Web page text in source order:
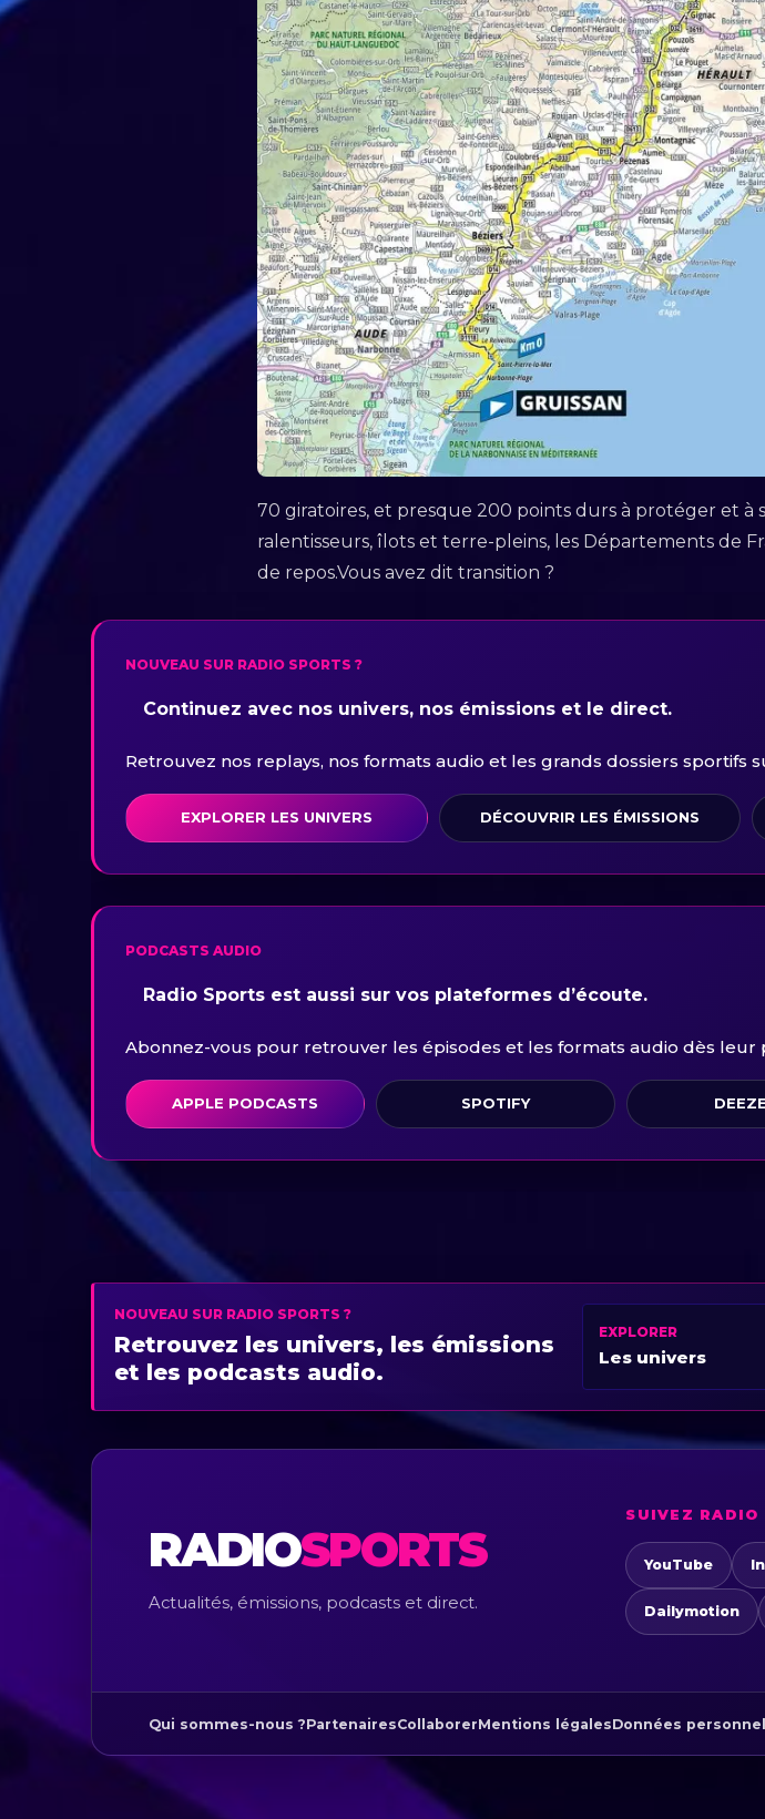
70 giratoires, et presque 200 points durs à protéger et à
ralentisseurs, îlots et terre-pleins, les Départements de
de repos.Vous avez dit transition ?
NOUVEAU SUR RADIO SPORTS ?
Continuez avec nos univers, nos émissions et le direct.
Retrouvez nos replays, nos formats audio et les grands dossiers sportifs
EXPLORER LES UNIVERS DÉCOUVRIR LES ÉMISSIONS
PODCASTS AUDIO
Radio Sports est aussi sur vos plateformes d’écoute.
Abonnez-vous pour retrouver les épisodes et les formats audio dès leur
APPLE PODCASTS SPOTIFY
NOUVEAU SUR RADIO SPORTS ?
Retrouvez les univers, les émissions
et les podcasts audio.
EXPLORER
Les univers
RADIOSPORTS
Actualités, émissions, podcasts et direct.
SUIVEZ RADIO
YouTube
Dailymotion
Qui sommes-nous ?PartenairesCollaborerMentions légalesDonnées